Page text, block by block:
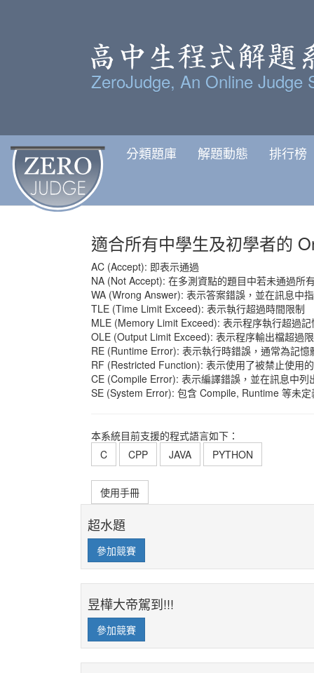
ZeroJudge, An Online Judge
分類題庫 解題動態 排行榜
適合所有中學生及初學者的
AC (Accept): 即表示通過
NA (Not Accept): 在多測資點的題目中若未通過所
WA (Wrong Answer): 表示答案錯誤，並在訊息中
TLE (Time Limit Exceed): 表示執行超過時間限制
MLE (Memory Limit Exceed): 表示程序執行超過
OLE (Output Limit Exceed): 表示程序輸出檔超過
RE (Runtime Error): 表示執行時錯誤，通常為記
RF (Restricted Function): 表示使用了被禁止使用
CE (Compile Error): 表示編譯錯誤，並在訊息中
SE (System Error): 包含 Compile, Runtime 等未
本系統目前支援的程式語言如下：
C
CPP JAVA PYTHON
使用手冊
超水題
參加競賽
昱樺大帝駕到!!!
參加競賽